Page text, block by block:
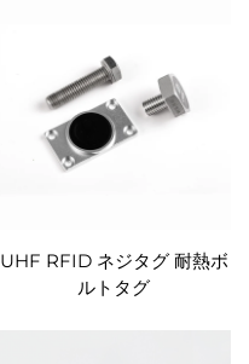
UHF RFID ネジタグ 耐熱ボ
ルトタグ